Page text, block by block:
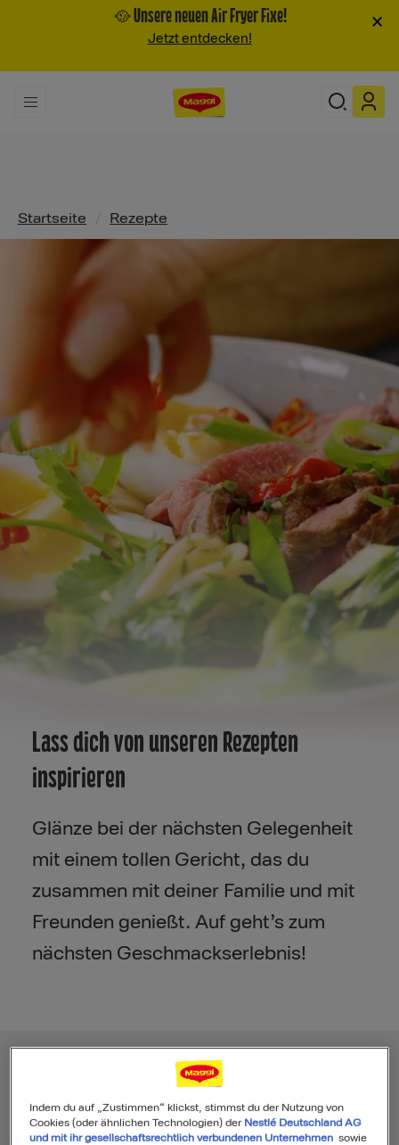
🥘 Unsere neuen Air Fryer Fixe!
Jetzt entdecken!
×
Pfadnavigation
Startseite Rezepte
Lass dich von unseren Rezepten
inspirieren
Glänze bei der nächsten Gelegenheit
mit einem tollen Gericht, das du
zusammen mit deiner Familie und mit
Freunden genießt. Auf geht’s zum
nächsten Geschmackserlebnis!
Search
Indem du auf „Zustimmen“ klickst, stimmst du der Nutzung von
Cookies (oder ähnlichen Technologien) der Nestlé Deutschland AG
und mit ihr gesellschaftsrechtlich verbundenen Unternehmen sowie